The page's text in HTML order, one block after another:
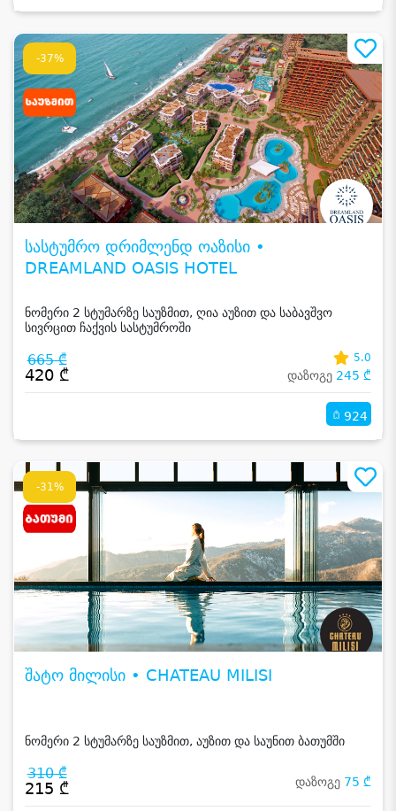
-37%
სასტუმრო დრიმლენდ ოაზისი •
DREAMLAND OASIS HOTEL
ნომერი 2 სტუმარზე საუზმით, ღია აუზით და საბავშვო
სივრცით ჩაქვის სასტუმროში
665 ₾
420 ₾
5.0
დაზოგე 245 ₾
924
-31%
შატო მილისი • CHATEAU MILISI
ნომერი 2 სტუმარზე საუზმით, აუზით და საუნით ბათუმში
310 ₾
215 ₾ დაზოგე 75 ₾